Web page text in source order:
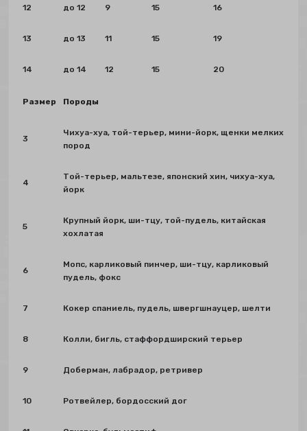
12 до 12 9 15 16
13 до 13 11 15 19
14 до 14 12 15 20
Размер Породы
3
Чихуа-хуа, той-терьер, мини-йорк, щенки мелких
пород
4
Той-терьер, мальтезе, японский хин, чихуа-хуа,
йорк
5
Крупный йорк, ши-тцу, той-пудель, китайская
хохлатая
6
Мопс, карликовый пинчер, ши-тцу, карликовый
пудель, фокс
7 Кокер спаниель, пудель, швергшнауцер, шелти
8 Колли, бигль, стаффордширский терьер
9 Доберман, лабрадор, ретривер
10 Ротвейлер, бордосский дог